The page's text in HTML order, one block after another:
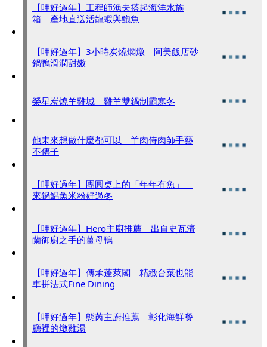
【呷好過年】工程師漁夫搭起海洋水族
箱 產地直送活龍蝦與鮑魚
【呷好過年】3小時炭燒燜燉 阿美飯店砂
鍋鴨滑潤甜嫩
榮星炭燒羊雞城 雞羊雙鍋制霸寒冬
他未來想做什麼都可以 羊肉侍肉師手藝
不傳子
【呷好過年】團圓桌上的「年年有魚」
來鍋鯧魚米粉好過冬
【呷好過年】Hero主廚推薦 出自史瓦濟
蘭御廚之手的薑母鴨
【呷好過年】傳承蓬萊閣 精緻台菜也能
車拼法式Fine Dining
【呷好過年】態芮主廚推薦 彰化海鮮餐
廳裡的燉雞湯